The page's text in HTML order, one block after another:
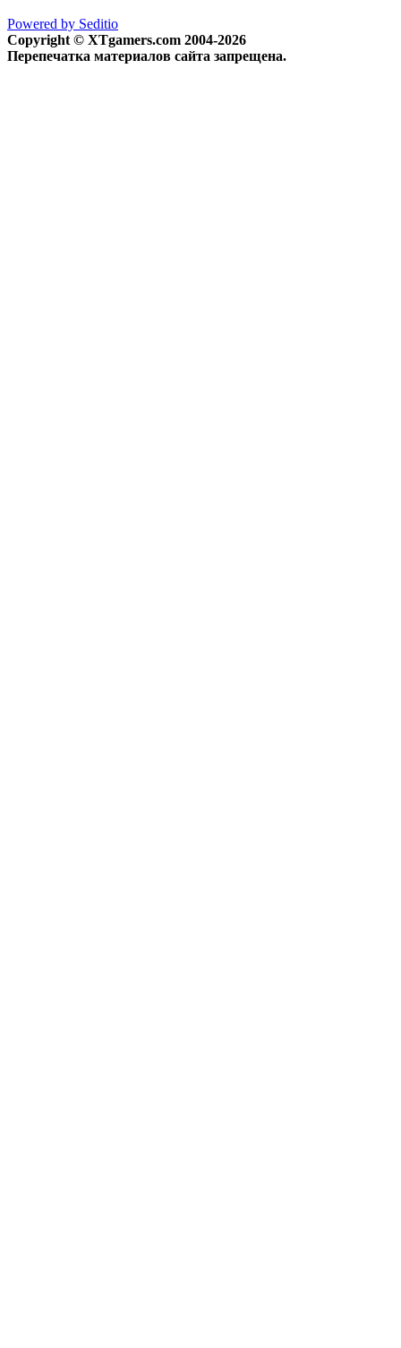
Powered by Seditio
Copyright © XTgamers.com 2004-2026
Перепечатка материалов сайта запрещена.